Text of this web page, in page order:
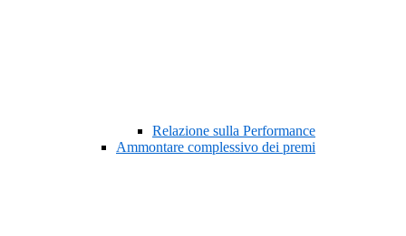
Relazione sulla Performance
Ammontare complessivo dei premi